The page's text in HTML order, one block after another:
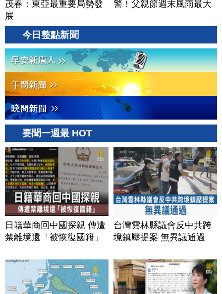
茂春：東亞最重要局勢發
展
警！父親節週末風雨最大
今日整點新聞
要聞一週最 HOT
日籍華商回中國探親 傳遭
禁離境還「被恢復國籍」
台灣雲林縣議會反中共跨
境鎮壓提案 無異議通過